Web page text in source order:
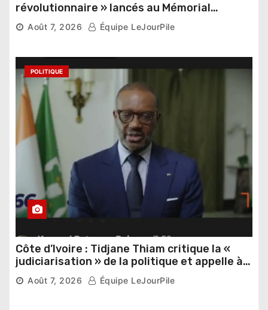
révolutionnaire » lancés au Mémorial
Thomas Sankara
Août 7, 2026 Équipe LeJourPile
POLITIQUE
Côte d’Ivoire : Tidjane Thiam critique la «
judiciarisation » de la politique et appelle à
poursuivre l’apaisement
Août 7, 2026 Équipe LeJourPile